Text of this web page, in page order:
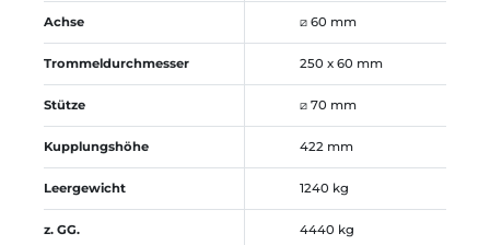
Achse ⧄ 60 mm
Trommeldurchmesser 250 x 60 mm
Stütze ⧄ 70 mm
Kupplungshöhe 422 mm
Leergewicht 1240 kg
z. GG. 4440 kg